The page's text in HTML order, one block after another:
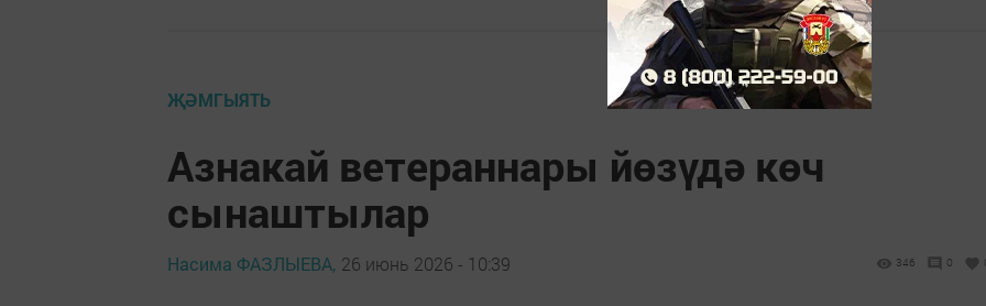
ҖӘМГЫЯТЬ
Азнакай ветераннары йөзүдә көч
сынаштылар
Насима ФАЗЛЫЕВА, 26 июнь 2026 - 10:39 346 0